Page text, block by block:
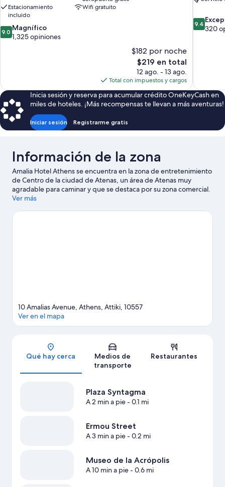
Estacionamiento
incluido
Wifi gratuito
9.0
de
9.0 Magnífico
1,325 opiniones
$182 por noche
El
precio
actual
es
de
$219
$219 en total
12 ago. - 13 ago.
Total con impuestos y cargos
9.4
de
9.4
320
Inicia sesión y reserva para acumular crédito OneKeyCash en
miles de hoteles. ¡Más recompensas te llevan a más aventuras!
Iniciar sesión Registrarme gratis
Información de la zona
Amalia Hotel Athens se encuentra en la zona de entretenimiento
de Centro de la ciudad de Atenas, un área de Atenas muy
agradable para caminar y que se destaca por su zona comercial.
Museo Benaki y Museo de la Acrópolis son lugares culturales
visitar Ermou Street y Mercadillo de Monastiraki. No te pierdas
Ver más
Sección del mapa
10 Amalias Avenue, Athens, Attiki, 10557
Ver en el mapa
Qué hay cerca
Medios de
transporte
Restaurantes
Plaza Syntagma
A 2 min a pie- 0.1 mi
Ermou Street
A 3 min a pie- 0.2 mi
Museo de la Acrópolis
A 10 min a pie- 0.6 mi